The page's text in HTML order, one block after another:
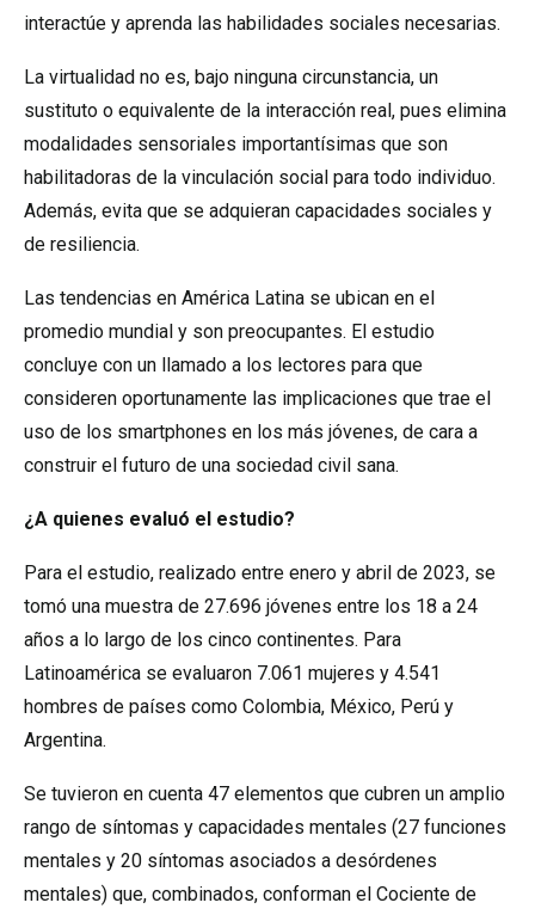
interactúe y aprenda las habilidades sociales necesarias.
La virtualidad no es, bajo ninguna circunstancia, un
sustituto o equivalente de la interacción real, pues elimina
modalidades sensoriales importantísimas que son
habilitadoras de la vinculación social para todo individuo.
Además, evita que se adquieran capacidades sociales y
de resiliencia.
Las tendencias en América Latina se ubican en el
promedio mundial y son preocupantes. El estudio
concluye con un llamado a los lectores para que
consideren oportunamente las implicaciones que trae el
uso de los smartphones en los más jóvenes, de cara a
construir el futuro de una sociedad civil sana.
¿A quienes evaluó el estudio?
Para el estudio, realizado entre enero y abril de 2023, se
tomó una muestra de 27.696 jóvenes entre los 18 a 24
años a lo largo de los cinco continentes. Para
Latinoamérica se evaluaron 7.061 mujeres y 4.541
hombres de países como Colombia, México, Perú y
Argentina.
Se tuvieron en cuenta 47 elementos que cubren un amplio
rango de síntomas y capacidades mentales (27 funciones
mentales y 20 síntomas asociados a desórdenes
mentales) que, combinados, conforman el Cociente de